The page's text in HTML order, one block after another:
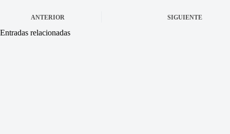
ANTERIOR SIGUIENTE
Entradas relacionadas